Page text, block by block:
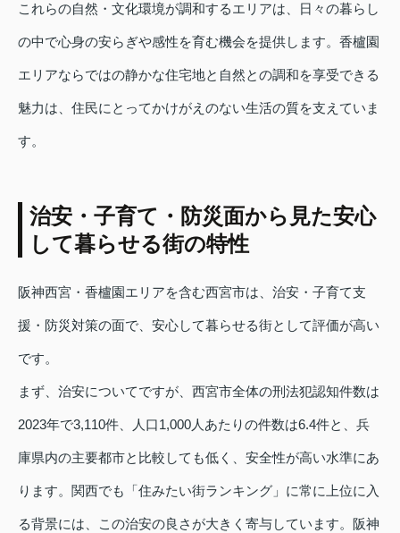
これらの自然・文化環境が調和するエリアは、日々の暮らし
の中で心身の安らぎや感性を育む機会を提供します。香櫨園
エリアならではの静かな住宅地と自然との調和を享受できる
魅力は、住民にとってかけがえのない生活の質を支えていま
す。
治安・子育て・防災面から見た安心
して暮らせる街の特性
阪神西宮・香櫨園エリアを含む西宮市は、治安・子育て支
援・防災対策の面で、安心して暮らせる街として評価が高い
です。
まず、治安についてですが、西宮市全体の刑法犯認知件数は
2023年で3,110件、人口1,000人あたりの件数は6.4件と、兵
庫県内の主要都市と比較しても低く、安全性が高い水準にあ
ります。関西でも「住みたい街ランキング」に常に上位に入
る背景には、この治安の良さが大きく寄与しています。阪神